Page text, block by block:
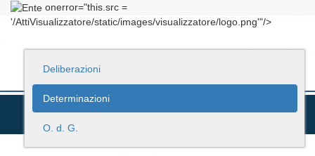
onerror="this.src =
'/AttiVisualizzatore/static/images/visualizzatore/logo.png'"/>
Deliberazioni
Determinazioni
O. d. G.